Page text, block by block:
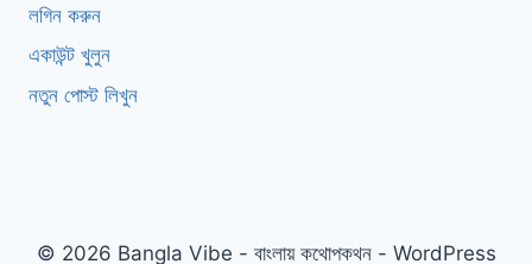
লগিন করুন
একাউন্ট খুলুন
নতুন পোস্ট লিখুন
© 2026 Bangla Vibe - বাংলায় কথোপকথন - WordPress